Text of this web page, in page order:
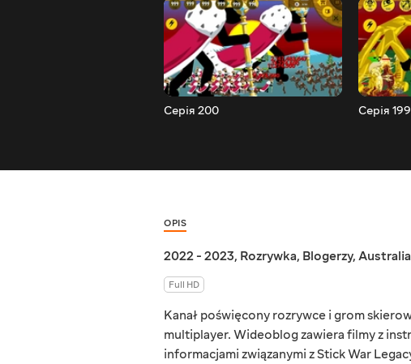
Серія 200 Серія 199
OPIS
2022 - 2023, Rozrywka, Blogerzy, Australia
Full HD
Kanał poświęcony rozrywce i grom
multiplayer. Wideoblog zawiera filmy z
informacjami związanymi z Stick War